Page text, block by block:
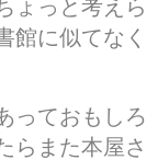
ょっと考え
館に似てな
っておもし
らまた本屋